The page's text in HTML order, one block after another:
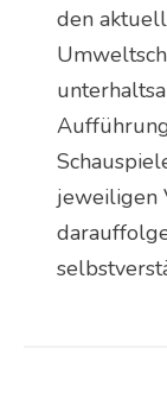
den
jeweiligen